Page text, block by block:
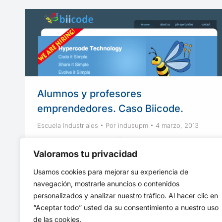
Valoramos tu privacidad
Usamos cookies para mejorar su experiencia de
navegación, mostrarle anuncios o contenidos
personalizados y analizar nuestro tráfico. Al hacer clic en
“Aceptar todo” usted da su consentimiento a nuestro uso
de las cookies.
Alumnos y profesores
emprendedores. Caso Biicode.
Escuela Industriales Por indusupm 4 marzo, 2013
Biicode es una spin off de la Universidad
Politécnica de Madrid, ha desarrollado una
Otro ejemplo de emprendimiento.